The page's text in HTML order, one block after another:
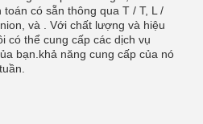
có sẵn thông qua T / T, L /
và . Với chất lượng và hiệu
có thể cung cấp các dịch vụ
bạn.khả năng cung cấp của nó